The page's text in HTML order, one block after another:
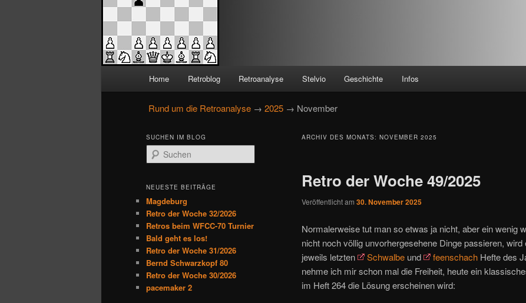
Zum
primären
Inhalt
springen
Zum
sekundären
Inhalt
springen
Home Retroblog Retroanalyse Stelvio Geschichte Infos
Rund um die Retroanalyse → 2025 → November
ARCHIV DES MONATS: NOVEMBER 2025
Retro der Woche 49/2025
Veröffentlicht am 30. November 2025
Normalerweise tut man so etwas ja nicht, aber ein wenig
nicht noch völlig unvorhergesehene Dinge passieren,
jeweils letzten
Schwalbe und feenschach Hefte des
nehme ich mir schon mal die Freiheit, heute ein
im Heft 264 die Lösung erscheinen wird:
SUCHEN IM BLOG
u
h
n
NEUESTE BEITRÄGE
Magdeburg
Retro der Woche 32/2026
Retros beim WFCC-70 Turnier
Bald geht es los!
Retro der Woche 31/2026
Bernd Schwarzkopf 80
Retro der Woche 30/2026
pacemaker 2